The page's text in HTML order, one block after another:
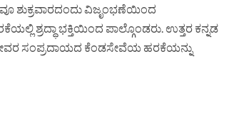
ಶುಕ್ರವಾರದಂದು ವಿಜೃಂಭಣೆಯಿಂದ
ಶ್ರದ್ಧಾ ಭಕ್ತಿಯಿಂದ ಪಾಲ್ಗೊಂಡರು. ಉತ್ತರ ಕನ್ನಡ
ಸಂಪ್ರದಾಯದ ಕೆಂಡಸೇವೆಯ ಹರಕೆಯನ್ನು